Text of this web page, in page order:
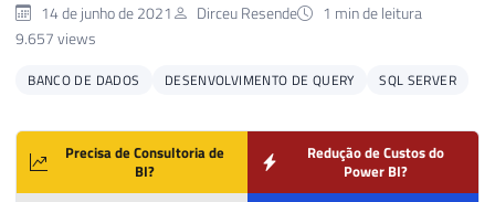
14 de junho de 2021 Dirceu Resende
1 min de leitura
9.657 views
BANCO DE DADOS DESENVOLVIMENTO DE QUERY SQL SERVER
Precisa de Consultoria de
BI?
Redução de Custos do
Power BI?